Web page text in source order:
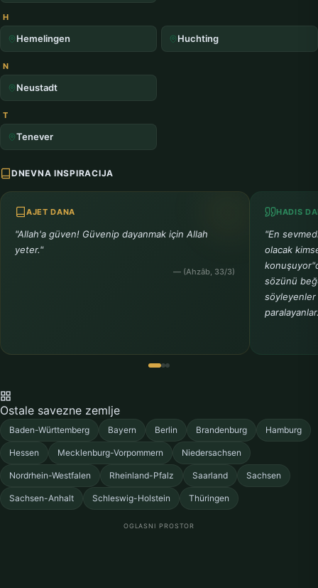
H
Hemelingen Huchting
N
Neustadt
T
Tenever
DNEVNA INSPIRACIJA
AJET DANA
"Allah'a güven! Güvenip dayanmak için Allah
yeter."
— (Ahzâb, 33/3)
HADIS
"En
olacak
sözünü
söyleyenler
Ostale savezne zemlje
Baden-Württemberg Bayern Berlin Brandenburg Hamburg
Hessen Mecklenburg-Vorpommern Niedersachsen
Nordrhein-Westfalen Rheinland-Pfalz Saarland Sachsen
Sachsen-Anhalt Schleswig-Holstein Thüringen
OGLASNI PROSTOR